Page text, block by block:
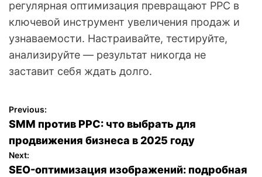
регулярная оптимизация превращают PPC в
ключевой инструмент увеличения продаж и
узнаваемости. Настраивайте, тестируйте,
анализируйте — результат никогда не
заставит себя ждать долго.
Н
а
в
Previous:
SMM против PPC: что выбрать для
продвижения бизнеса в 2025 году
Next:
SEO-оптимизация изображений: подробная